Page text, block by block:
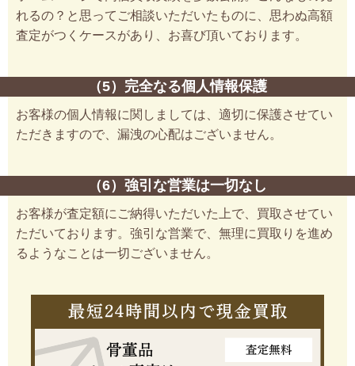
れるの？と思ってご相談いただいたものに、思わぬ高額
査定がつくケースがあり、お喜び頂いております。
（5）完全なる個人情報保護
お客様の個人情報に関しましては、適切に保護させてい
ただきますので、漏洩の心配はございません。
（6）強引な営業は一切なし
お客様が査定額にご納得いただいた上で、買取させてい
ただいております。強引な営業で、無理に買取りを進め
るようなことは一切ございません。